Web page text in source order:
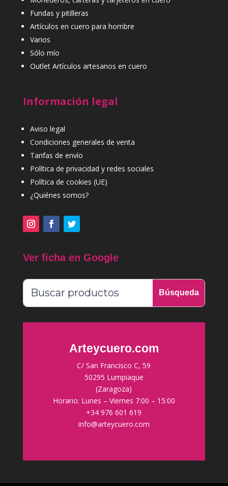
Fundas y pitilleras
Artículos en cuero para hombre
Varios
Sólo mío
Outlet Artículos artesanos en cuero
Información legal
Aviso legal
Condiciones generales de venta
Tarifas de envío
Política de privacidad y redes sociales
Política de cookies (UE)
¿Quiénes somos?
Ver ficha en Google
Arteycuero.com
C/ San Francisco C, 59
50295 Lumpiaque
(Zaragoza)
Horario: Lunes – Viernes 7:00 – 15:00
+34 976 601 619
info@arteycuero.com